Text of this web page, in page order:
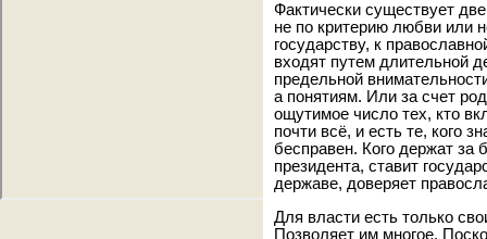
Фактически существует
не по критерию любви или
государству, к
входят путем длительной
предельной
а понятиям. Или за счет
ощутимое число тех, кто
почти всё, и есть те, кого
бесправен. Кого держат
президента, ставит
державе, доверяет
Для власти есть только
Позволяет им многое.